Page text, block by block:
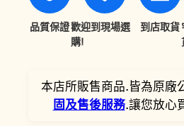
0
8
0
0
品質保證歡迎到現場選
購!
到店取貨
本店所販售商品.皆為原廠
固及售後服務.讓您放心